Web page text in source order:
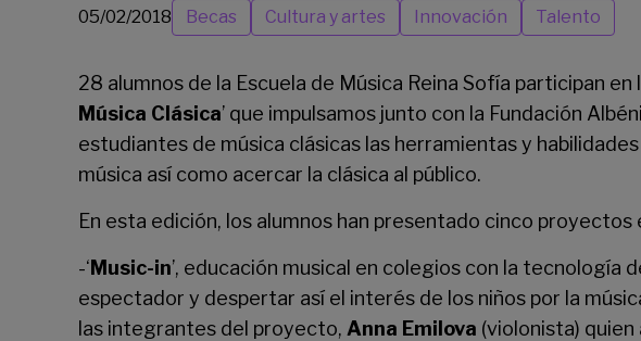
05/02/2018 Becas Cultura y artes Innovación Talento
28 alumnos de la Escuela de Música Reina Sofía participan en
Música Clásica’ que impulsamos junto con la Fundación
estudiantes de música clásicas las herramientas y
música así como acercar la clásica al público.
En esta edición, los alumnos han presentado cinco
-‘ Music-in’, educación musical en colegios con la
espectador y despertar así el interés de los niños por la
las integrantes del proyecto, Anna Emilova (violonista) quien